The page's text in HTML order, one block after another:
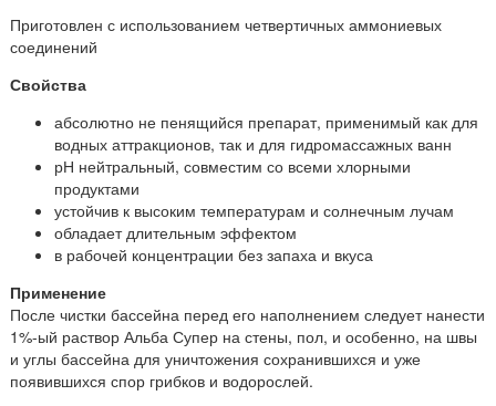
Приготовлен с использованием четвертичных аммониевых
соединений
Свойства
абсолютно не пенящийся препарат, применимый как для
водных аттракционов, так и для гидромассажных ванн
рН нейтральный, совместим со всеми хлорными
продуктами
устойчив к высоким температурам и солнечным лучам
обладает длительным эффектом
в рабочей концентрации без запаха и вкуса
Применение
После чистки бассейна перед его наполнением следует нанести
1%-ый раствор Альба Супер на стены, пол, и особенно, на швы
и углы бассейна для уничтожения сохранившихся и уже
появившихся спор грибков и водорослей.